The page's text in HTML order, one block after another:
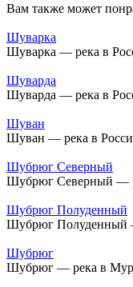
Вам также может
Шуварка
Шуварка — река в
Шуварда
Шуварда — река в
Шуван
Шуван — река в
Шубрюг Северный
Шубрюг Северный —
Шубрюг Полуденный
Шубрюг Полуденный
Шубрюг
Шубрюг — река в